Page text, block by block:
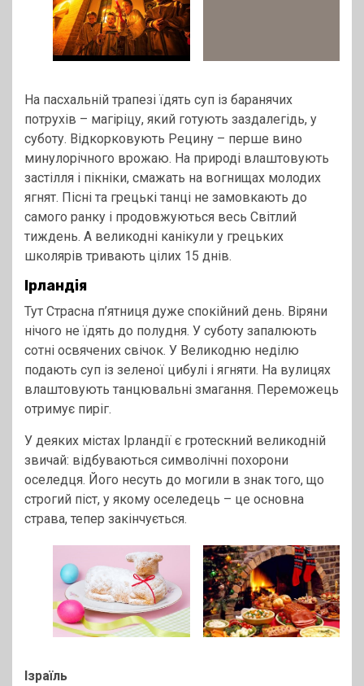
На пасхальній трапезі їдять суп із баранячих
потрухів – магіріцу, який готують заздалегідь, у
суботу. Відкорковують Рецину – перше вино
минулорічного врожаю. На природі влаштовують
застілля і пікніки, смажать на вогнищах молодих
ягнят. Пісні та грецькі танці не замовкають до
самого ранку і продовжуються весь Світлий
тиждень. А великодні канікули у грецьких
школярів тривають цілих 15 днів.
Ірландія
Тут Страсна п’ятниця дуже спокійний день. Віряни
нічого не їдять до полудня. У суботу запалюють
сотні освячених свічок. У Великодню неділю
подають суп із зеленої цибулі і ягняти. На вулицях
влаштовують танцювальні змагання. Переможець
отримує пиріг.
У деяких містах Ірландії є гротескний великодній
звичай: відбуваються символічні похорони
оселедця. Його несуть до могили в знак того, що
строгий піст, у якому оселедець – це основна
страва, тепер закінчується.
Ізраїль